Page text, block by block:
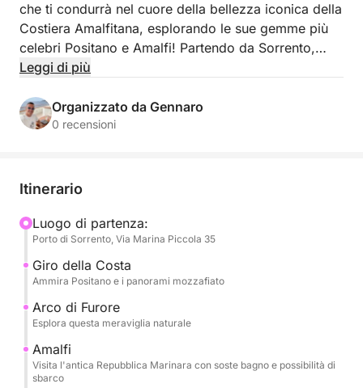
che ti condurrà nel cuore della bellezza iconica della
Costiera Amalfitana, esplorando le sue gemme più
celebri Positano e Amalfi! Partendo da Sorrento,
questo tour esclusivo ti regalerà una giornata di
pensato per il tuo massimo comfort.
scogliere a picco sul mare e i borghi incantevoli.
iconiche case colorate che si aggrappano alle
scogliere, e proseguiremo verso la maestosa Amalfi,
l'antica Repubblica Marinara, con la sua imponente
cattedrale e il suo fascino storico. Durante la
navigazione, avrai la possibilità di ammirare
l'impressionante Arco di Furore, una meraviglia
opportunità per fare soste bagno nelle acque
turchesi e cristalline, per tuffarti e fare snorkeling in
Leggi di più
Organizzato da Gennaro
0 recensioni
Itinerario
Luogo di partenza:
Porto di Sorrento, Via Marina Piccola 35
Giro della Costa
Ammira Positano e i panorami mozzafiato
Arco di Furore
Esplora questa meraviglia naturale
Amalfi
Visita l'antica Repubblica Marinara con soste bagno e possibilità di
sbarco